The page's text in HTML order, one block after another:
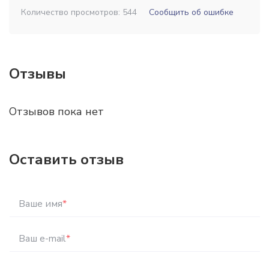
Количество просмотров: 544
Сообщить об ошибке
Отзывы
Отзывов пока нет
Оставить отзыв
Ваше имя*
Ваш e-mail*